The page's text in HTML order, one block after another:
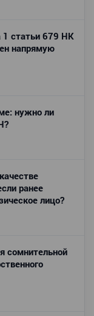
1 статьи 679 НК
напрямую
нужно ли
ранее
лицо?
сомнительной